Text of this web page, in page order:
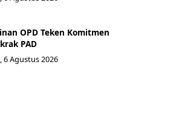
OPD Teken Komitmen
PAD
6 Agustus 2026